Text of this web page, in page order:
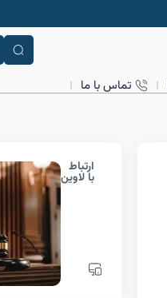
تماس با ما
ارتباط
با لاوین